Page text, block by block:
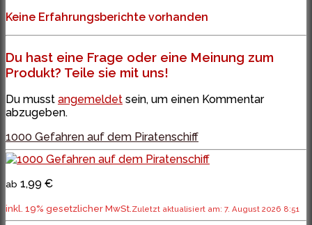
Keine Erfahrungsberichte vorhanden
Du hast eine Frage oder eine Meinung zum
Produkt? Teile sie mit uns!
Du musst angemeldet sein, um einen Kommentar
abzugeben.
1000 Gefahren auf dem Piratenschiff
ab 1,99 €
inkl. 19% gesetzlicher MwSt.Zuletzt aktualisiert am: 7. August 2026 8:51